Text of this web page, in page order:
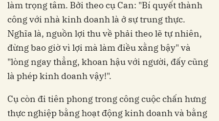
làm trọng tâm. Bởi theo cụ Can: "Bí quyết thành
công với nhà kinh doanh là ở sự trung thực.
Nghĩa là, nguồn lợi thu về phải theo lẽ tự nhiên,
đừng bao giờ vì lợi mà làm điều xằng bậy" và
"lòng ngay thẳng, khoan hậu với người, đấy cũng
là phép kinh doanh vậy!".
Cụ còn đi tiên phong trong công cuộc chấn hưng
thực nghiệp bằng hoạt động kinh doanh và bằng